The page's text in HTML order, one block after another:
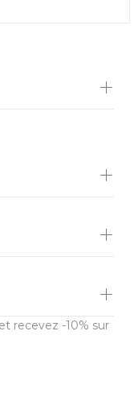
recevez -10% sur